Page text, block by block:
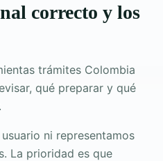
correcto y los
trámites Colombia
qué preparar y qué
ni representamos
La prioridad es que